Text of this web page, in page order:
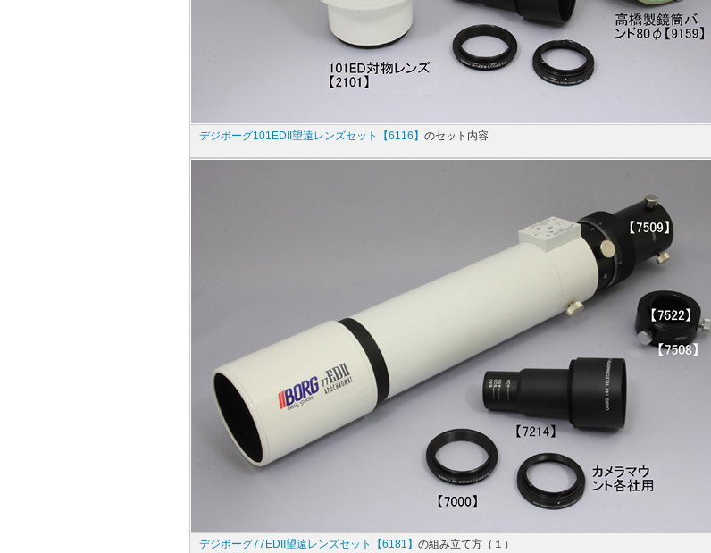
デジボーグ101EDII望遠レンズセット【6116】 のセット内容
デジボーグ77EDII望遠レンズセット【6181】 の組み立て方（１）